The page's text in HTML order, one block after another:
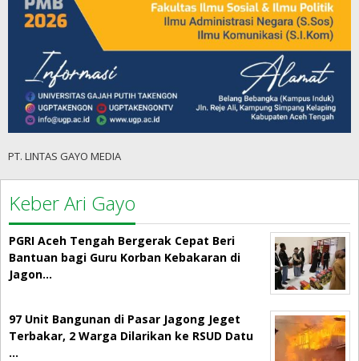
PT. LINTAS GAYO MEDIA
Keber Ari Gayo
PGRI Aceh Tengah Bergerak Cepat Beri
Bantuan bagi Guru Korban Kebakaran di
Jagon…
97 Unit Bangunan di Pasar Jagong Jeget
Terbakar, 2 Warga Dilarikan ke RSUD Datu
…